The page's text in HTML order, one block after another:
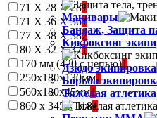
71 Х 28 Х 281
71 Х 36 Х 361
77 Х 38 Х 382
80 Х 32 Х 321
170 мм (420 с цепью)1
250х180х130мм1
560х180х45мм1
860 x 345 x 1181
Макивары
Бандаж, Защита
Кикбоксинг
Дзюдо экипировка
Борьба
Тяжелая